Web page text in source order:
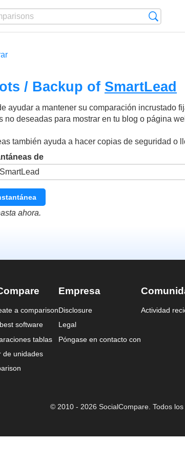
/ Backup of SmartLead
ayudar a mantener su comparación incrustado
no deseadas para mostrar en tu blog o página
también ayuda a hacer copias de seguridad o
de
ahora.
a comparison
software
tablas
de unidades
Empresa
Disclosure
Legal
Póngase en contacto con
Actividad
© 2010 - 2026 SocialCompare. Todos